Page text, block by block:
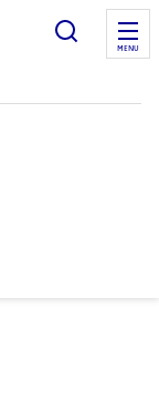
Ouvrir
MENU